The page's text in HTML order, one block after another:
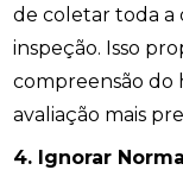
de coletar toda a
inspeção. Isso
compreensão do
avaliação mais
4. Ignorar